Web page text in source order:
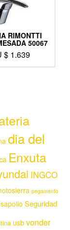
RIMONTTI
50067
$ 1.639
dia del
Enxuta
INGCO
pegamento
sapolio Seguridad
usbvonder